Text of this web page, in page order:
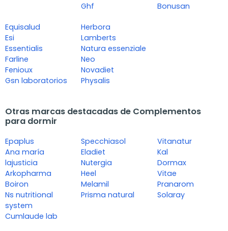
Ghf
Bonusan
Equisalud
Esi
Essentialis
Farline
Fenioux
Gsn laboratorios
Herbora
Lamberts
Natura essenziale
Neo
Novadiet
Physalis
Otras marcas destacadas de Complementos
para dormir
Epaplus
Ana maría
lajusticia
Arkopharma
Boiron
Ns nutritional
system
Cumlaude lab
Specchiasol
Eladiet
Nutergia
Heel
Melamil
Prisma natural
Vitanatur
Kal
Dormax
Vitae
Pranarom
Solaray